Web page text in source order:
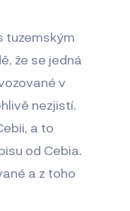
tuzemským
že se jedná
v
nezjistí.
a to
od Cebia.
a z toho